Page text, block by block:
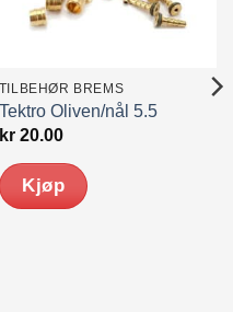
TILBEHØR BREMS
Tektro Oliven/nål 5.5
kr20.00
Kjøp